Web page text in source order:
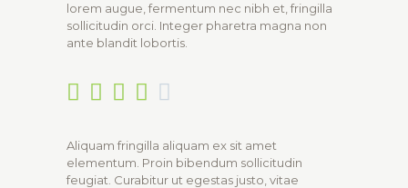
lorem augue, fermentum nec nibh et, fringilla
sollicitudin orci. Integer pharetra magna non
ante blandit lobortis.
    
Aliquam fringilla aliquam ex sit amet
elementum. Proin bibendum sollicitudin
feugiat. Curabitur ut egestas justo, vitae